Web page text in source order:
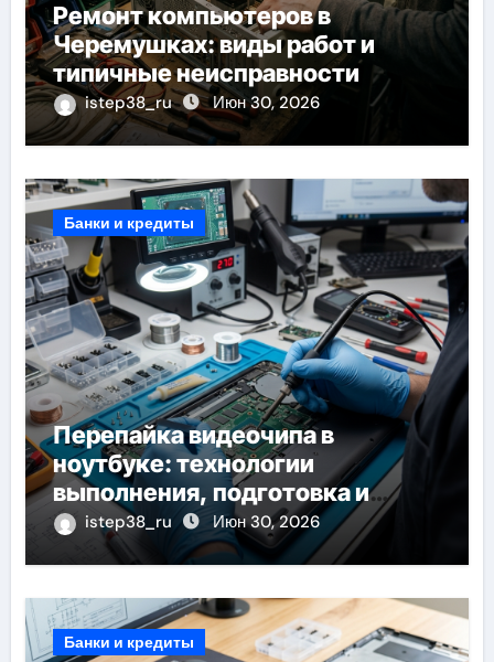
Ремонт компьютеров в
Черемушках: виды работ и
типичные неисправности
istep38_ru Июн 30, 2026
Банки и кредиты
Перепайка видеочипа в
ноутбуке: технологии
выполнения, подготовка и
возможные последствия
istep38_ru Июн 30, 2026
Банки и кредиты